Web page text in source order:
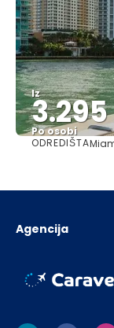
Iz
Po osobi
ODREDIŠTA
Agencija